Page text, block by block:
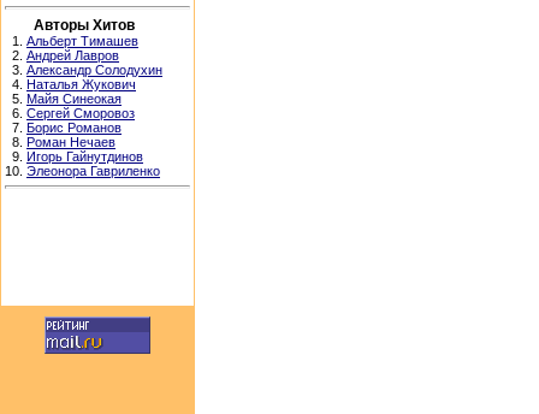
Авторы Хитов
1. Альберт Тимашев
2. Андрей Лавров
3. Александр Солодухин
4. Наталья Жукович
5. Майя Синеокая
6. Сергей Сморовоз
7. Борис Романов
8. Роман Нечаев
9. Игорь Гайнутдинов
10. Элеонора Гавриленко